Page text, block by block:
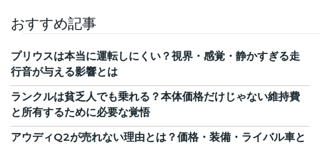
おすすめ記事
プリウスは本当に運転しにくい？視界・感覚・静かすぎる走
行音が与える影響とは
ランクルは貧乏人でも乗れる？本体価格だけじゃない維持費
と所有するために必要な覚悟
アウディQ2が売れない理由とは？価格・装備・ライバル車と